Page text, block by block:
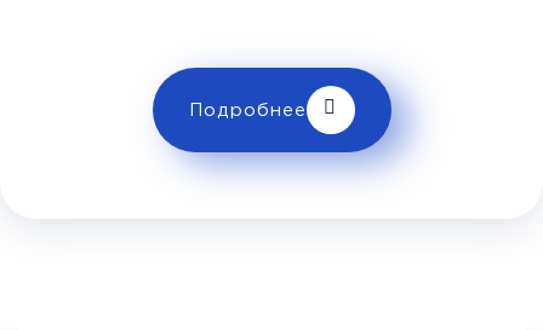
Телевизор Комфорт
Wi-Fi
Климат контроль
Подробнее